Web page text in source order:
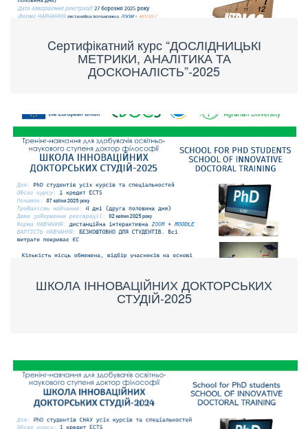
Cертифікатний курс “ДОСЛІДНИЦЬКІ
МЕТРИКИ, АНАЛІТИКА ТА
ДОСКОНАЛІСТЬ”-2025
ШКОЛА ІННОВАЦІЙНИХ ДОКТОРСЬКИХ
СТУДІЙ-2025